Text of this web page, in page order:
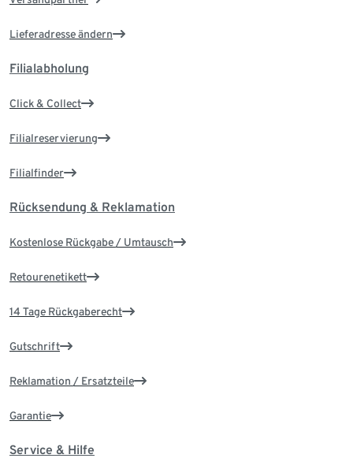
Lieferadresse ändern
Filialabholung
Click & Collect
Filialreservierung
Filialfinder
Rücksendung & Reklamation
Kostenlose Rückgabe / Umtausch
Retourenetikett
14 Tage Rückgaberecht
Gutschrift
Reklamation / Ersatzteile
Garantie
Service & Hilfe